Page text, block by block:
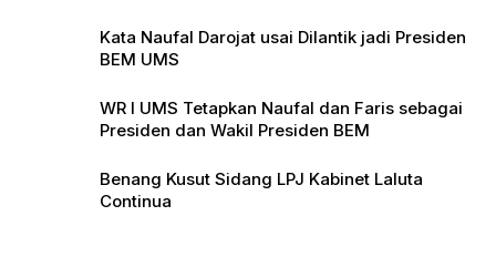
Kata Naufal Darojat usai Dilantik jadi Presiden
BEM UMS
WR I UMS Tetapkan Naufal dan Faris sebagai
Presiden dan Wakil Presiden BEM
Benang Kusut Sidang LPJ Kabinet Laluta
Continua